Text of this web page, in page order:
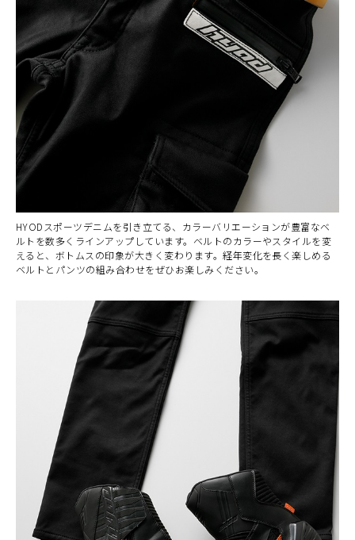
HYODスポーツデニムを引き立てる、カラーバリエーションが豊富なベ
ルトを数多くラインアップしています。ベルトのカラーやスタイルを変
えると、ボトムスの印象が大きく変わります。経年変化を長く楽しめる
ベルトとパンツの組み合わせをぜひお楽しみください。
カラー・サイズ選択
¥25,850(税込)
カートに入れる
BEIGE
30
¥25,850(税込)
カートに入れる
BEIGE
31
¥25,850
カートに入れる
BEIGE
32
¥25,850 (税込)
カートに入れる